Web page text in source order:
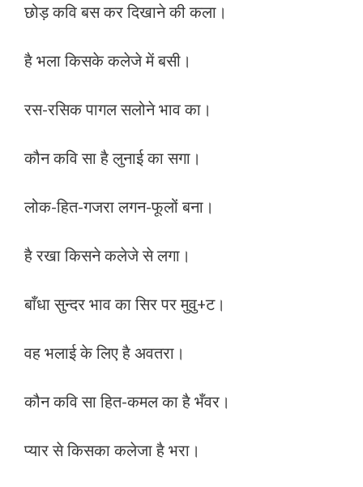
छोड़ कवि बस कर दिखाने की कला।
है भला किसके कलेजे में बसी।
रस-रसिक पागल सलोने भाव का।
कौन कवि सा है लुनाई का सगा।
लोक-हित-गजरा लगन-फूलों बना।
है रखा किसने कलेजे से लगा।
बाँधा सुन्दर भाव का सिर पर मुवु+ट।
वह भलाई के लिए है अवतरा।
कौन कवि सा हित-कमल का है भँवर।
प्यार से किसका कलेजा है भरा।